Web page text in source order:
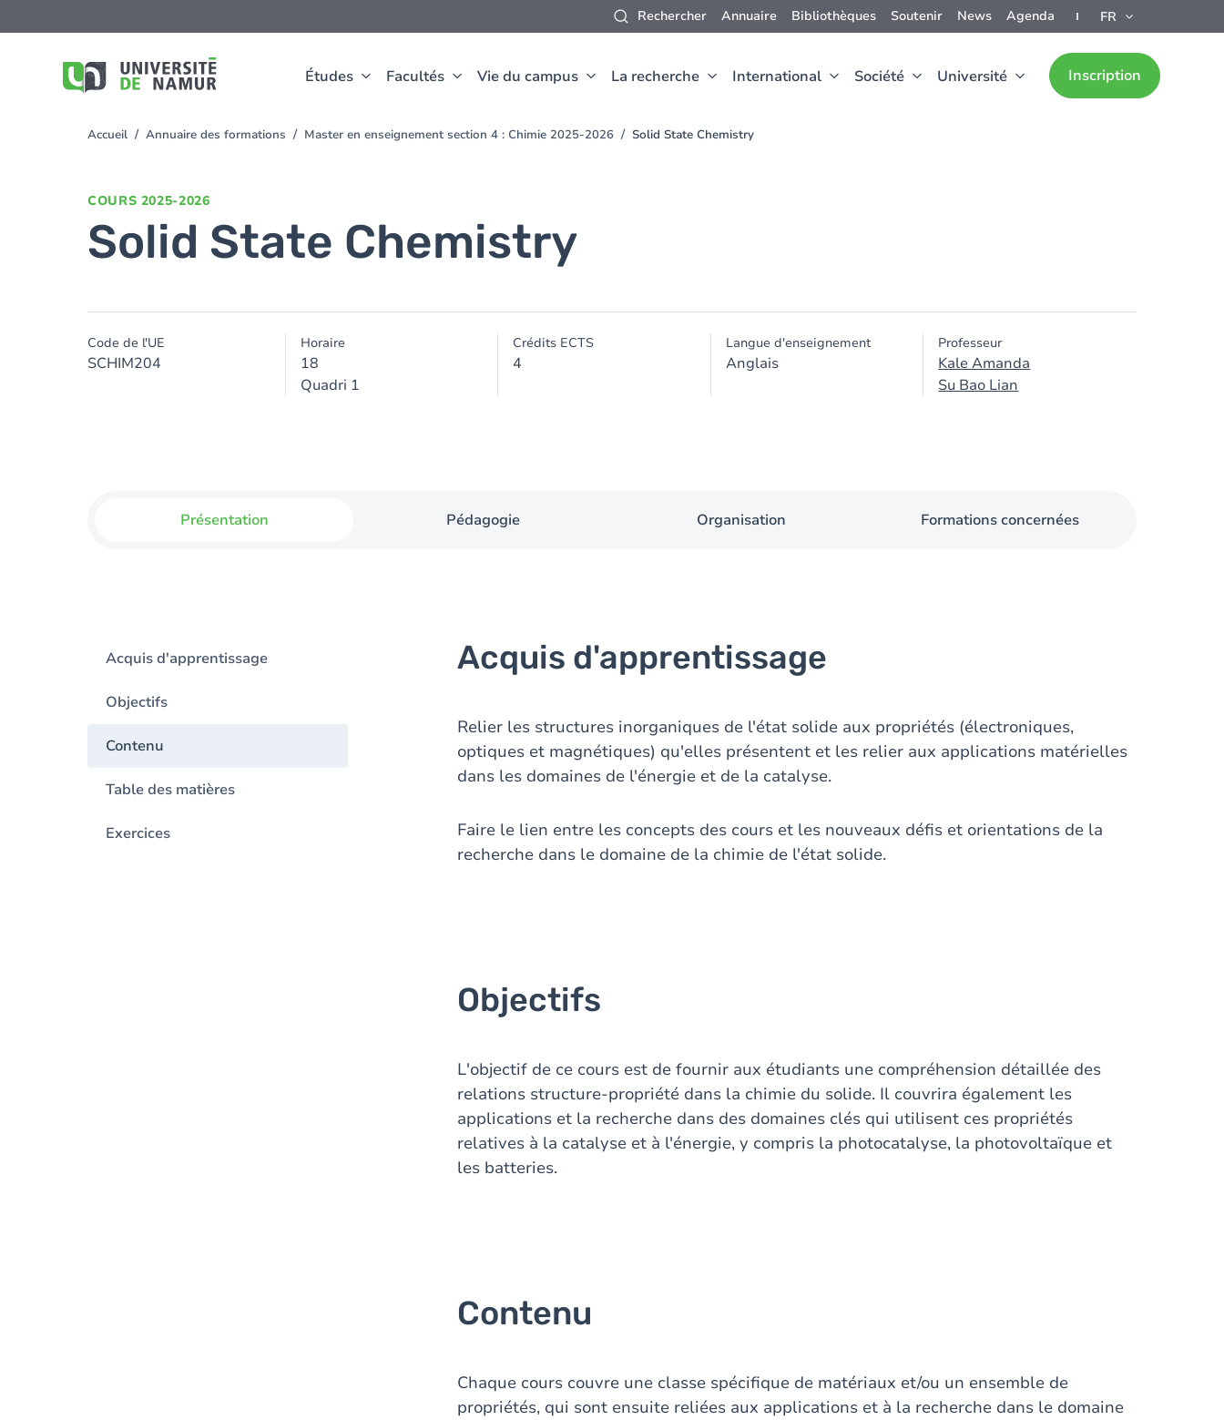
Rechercher Annuaire Bibliothèques Soutenir News Agenda FR
Études Facultés Vie du campus La recherche International Société Université Inscription
au
You
Accueil Annuaire des formations Master en enseignement section 4 : Chimie 2025-2026 Solid State Chemistry
COURS 2025-2026
Solid State Chemistry
Code de l'UE
SCHIM204
Horaire
18
Quadri 1
Crédits ECTS
4
Langue d'enseignement
Anglais
Professeur
Kale Amanda
Su Bao Lian
Présentation Pédagogie Organisation Formations concernées
Acquis d'apprentissage
Objectifs
Contenu
Table des matières
Exercices
Acquis d'apprentissage
Relier les structures inorganiques de l'état solide aux propriétés (électroniques,
optiques et magnétiques) qu'elles présentent et les relier aux applications matérielles
dans les domaines de l'énergie et de la catalyse.
Faire le lien entre les concepts des cours et les nouveaux défis et orientations de la
recherche dans le domaine de la chimie de l'état solide.
Objectifs
L'objectif de ce cours est de fournir aux étudiants une compréhension détaillée des
relations structure-propriété dans la chimie du solide. Il couvrira également les
applications et la recherche dans des domaines clés qui utilisent ces propriétés
relatives à la catalyse et à l'énergie, y compris la photocatalyse, la photovoltaïque et
les batteries.
Contenu
Chaque cours couvre une classe spécifique de matériaux et/ou un ensemble de
propriétés, qui sont ensuite reliées aux applications et à la recherche dans le domaine